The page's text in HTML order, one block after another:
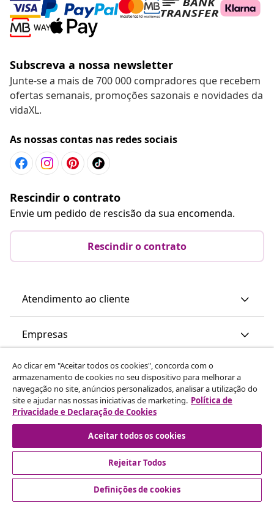
Subscreva a nossa newsletter
Junte-se a mais de 700 000 compradores que recebem
ofertas semanais, promoções sazonais e novidades da
vidaXL.
As nossas contas nas redes sociais
Rescindir o contrato
Envie um pedido de rescisão da sua encomenda.
Rescindir o contrato
Atendimento ao cliente
Empresas
vidaXL
Descubra mais
© 2008-2026 vidaXL www.vidaxl.pt é um site da vidaXL
Ao clicar em "Aceitar todos os cookies", concorda com o
armazenamento de cookies no seu dispositivo para melhorar a
navegação no site, anúncios personalizados, analisar a utilização do
site e ajudar nas nossas iniciativas de marketing. Política de
Privacidade e Declaração de Cookies
Aceitar todos os cookies
Rejeitar Todos
Definições de cookies